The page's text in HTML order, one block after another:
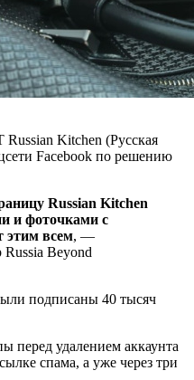
Russian Kitchen (Русская
Facebook по решению
Russian Kitchen
и фоточками с
этим всем, —
Russia Beyond
подписаны 40 тысяч
перед удалением аккаунта
спама, а уже через три